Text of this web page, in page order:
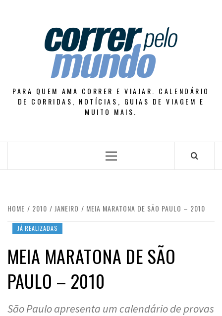
PARA QUEM AMA CORRER E VIAJAR. CALENDÁRIO
DE CORRIDAS, NOTÍCIAS, GUIAS DE VIAGEM E
MUITO MAIS.
Primary
HOME 2010 JANEIRO MEIA MARATONA DE SÃO PAULO – 2010
JÁ REALIZADAS
MEIA MARATONA DE SÃO
PAULO – 2010
São Paulo apresenta um calendário de provas